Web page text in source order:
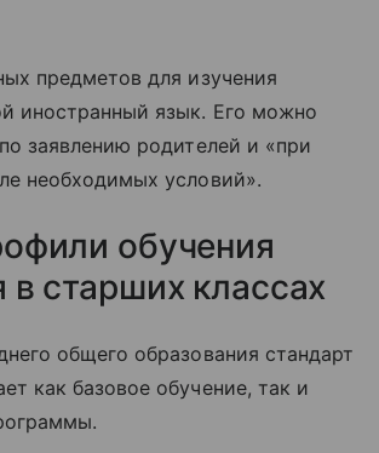
предметов для изучения
иностранный язык. Его можно
заявлению родителей и «при
необходимых условий».
обучения
в старших классах
общего образования стандарт
как базовое обучение, так и